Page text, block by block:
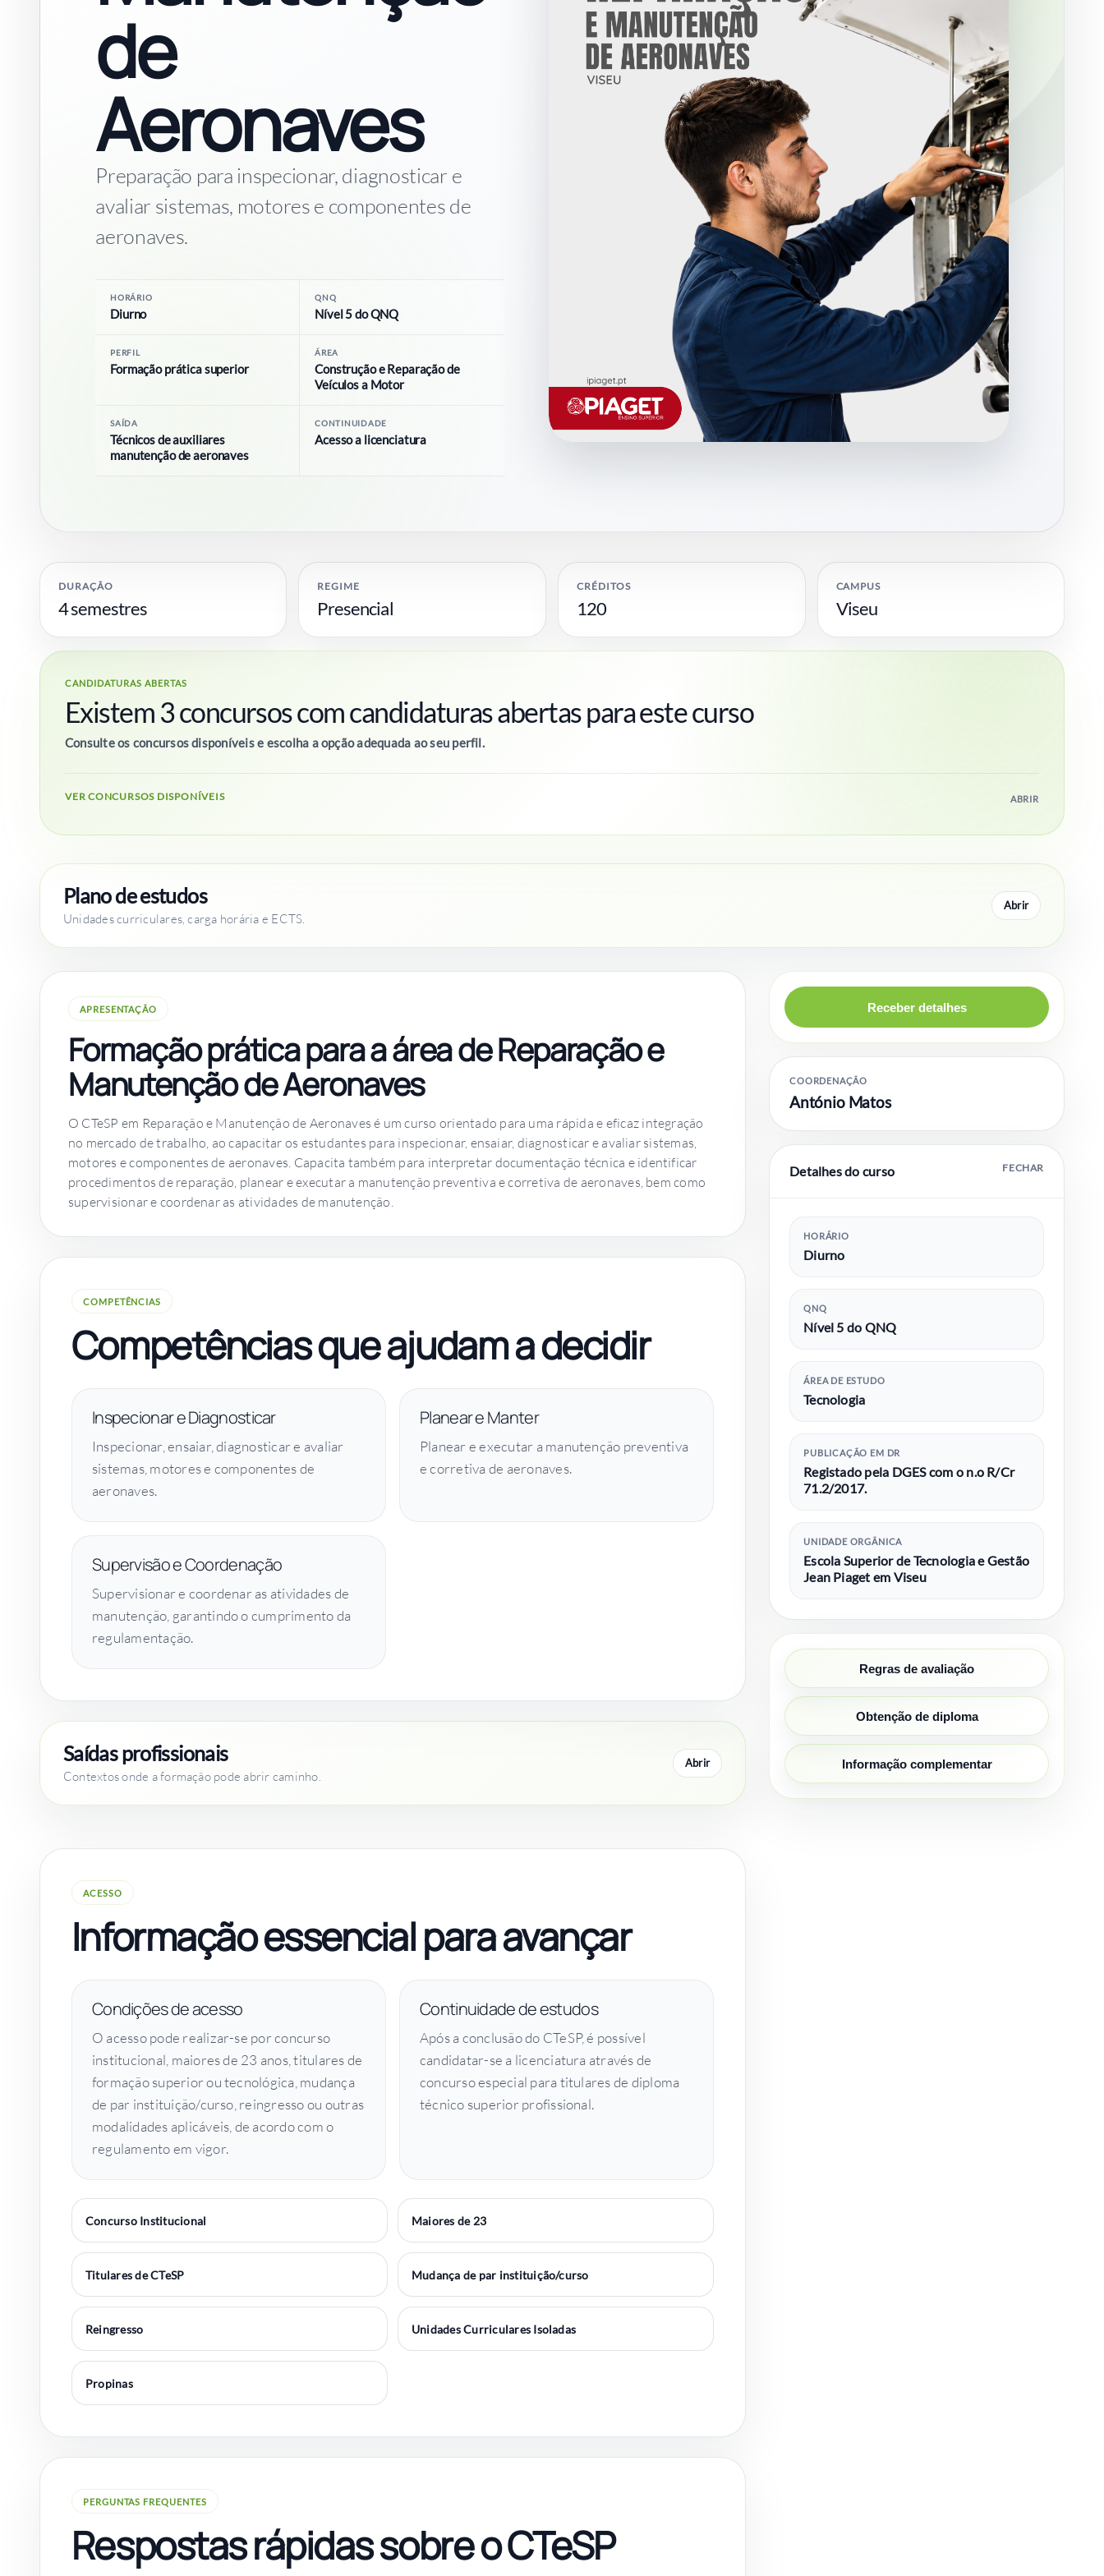
de
Aeronaves
Preparação para inspecionar, diagnosticar e
avaliar sistemas, motores e componentes de
aeronaves.
HORÁRIO
Diurno
QNQ
Nível 5 do QNQ
PERFIL
Formação prática superior
ÁREA
Construção e Reparação de
Veículos a Motor
SAÍDA
Técnicos de auxiliares
manutenção de aeronaves
CONTINUIDADE
Acesso a licenciatura
DURAÇÃO
4 semestres
REGIME
Presencial
CRÉDITOS
120
CAMPUS
Viseu
CANDIDATURAS ABERTAS
Existem 3 concursos com candidaturas abertas para este curso
Consulte os concursos disponíveis e escolha a opção adequada ao seu perfil.
VER CONCURSOS DISPONÍVEIS ABRIR
Plano de estudos
Unidades curriculares, carga horária e ECTS.
Abrir
APRESENTAÇÃO
Formação prática para a área de Reparação e
Manutenção de Aeronaves
O CTeSP em Reparação e Manutenção de Aeronaves é um curso orientado para uma rápida e eficaz integração
no mercado de trabalho, ao capacitar os estudantes para inspecionar, ensaiar, diagnosticar e avaliar sistemas,
motores e componentes de aeronaves. Capacita também para interpretar documentação técnica e identificar
procedimentos de reparação, planear e executar a manutenção preventiva e corretiva de aeronaves, bem como
supervisionar e coordenar as atividades de manutenção.
COMPETÊNCIAS
Competências que ajudam a decidir
Inspecionar e Diagnosticar
Inspecionar, ensaiar, diagnosticar e avaliar
sistemas, motores e componentes de
aeronaves.
Planear e Manter
Planear e executar a manutenção preventiva
e corretiva de aeronaves.
Supervisão e Coordenação
Supervisionar e coordenar as atividades de
manutenção, garantindo o cumprimento da
regulamentação.
Saídas profissionais
Contextos onde a formação pode abrir caminho.
Abrir
ACESSO
Informação essencial para avançar
Condições de acesso
O acesso pode realizar-se por concurso
institucional, maiores de 23 anos, titulares de
formação superior ou tecnológica, mudança
de par instituição/curso, reingresso ou outras
modalidades aplicáveis, de acordo com o
regulamento em vigor.
Continuidade de estudos
Após a conclusão do CTeSP, é possível
candidatar-se a licenciatura através de
concurso especial para titulares de diploma
técnico superior profissional.
Concurso Institucional Maiores de 23
Titulares de CTeSP Mudança de par instituição/curso
Reingresso Unidades Curriculares Isoladas
Propinas
PERGUNTAS FREQUENTES
Respostas rápidas sobre o CTeSP
Receber detalhes
COORDENAÇÃO
António Matos
Detalhes do curso
HORÁRIO
Diurno
QNQ
Nível 5 do QNQ
ÁREA DE ESTUDO
Tecnologia
PUBLICAÇÃO EM DR
Registado pela DGES com o n.o R/Cr
71.2/2017.
UNIDADE ORGÂNICA
Escola Superior de Tecnologia e Gestão
Jean Piaget em Viseu
Regras de avaliação
Obtenção de diploma
Informação complementar